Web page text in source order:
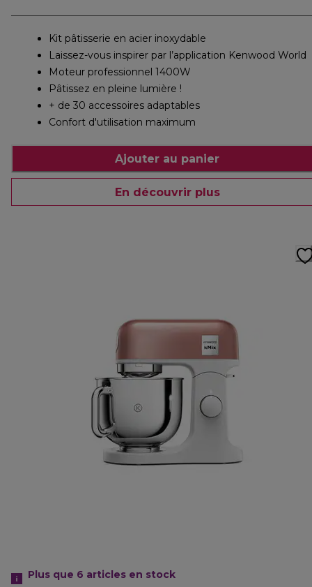
Kit pâtisserie en acier inoxydable
Laissez-vous inspirer par l’application Kenwood World
Moteur professionnel 1400W
Pâtissez en pleine lumière !
+ de 30 accessoires adaptables
Confort d'utilisation maximum
Ajouter au panier
En découvrir plus
Plus que 6 articles en stock